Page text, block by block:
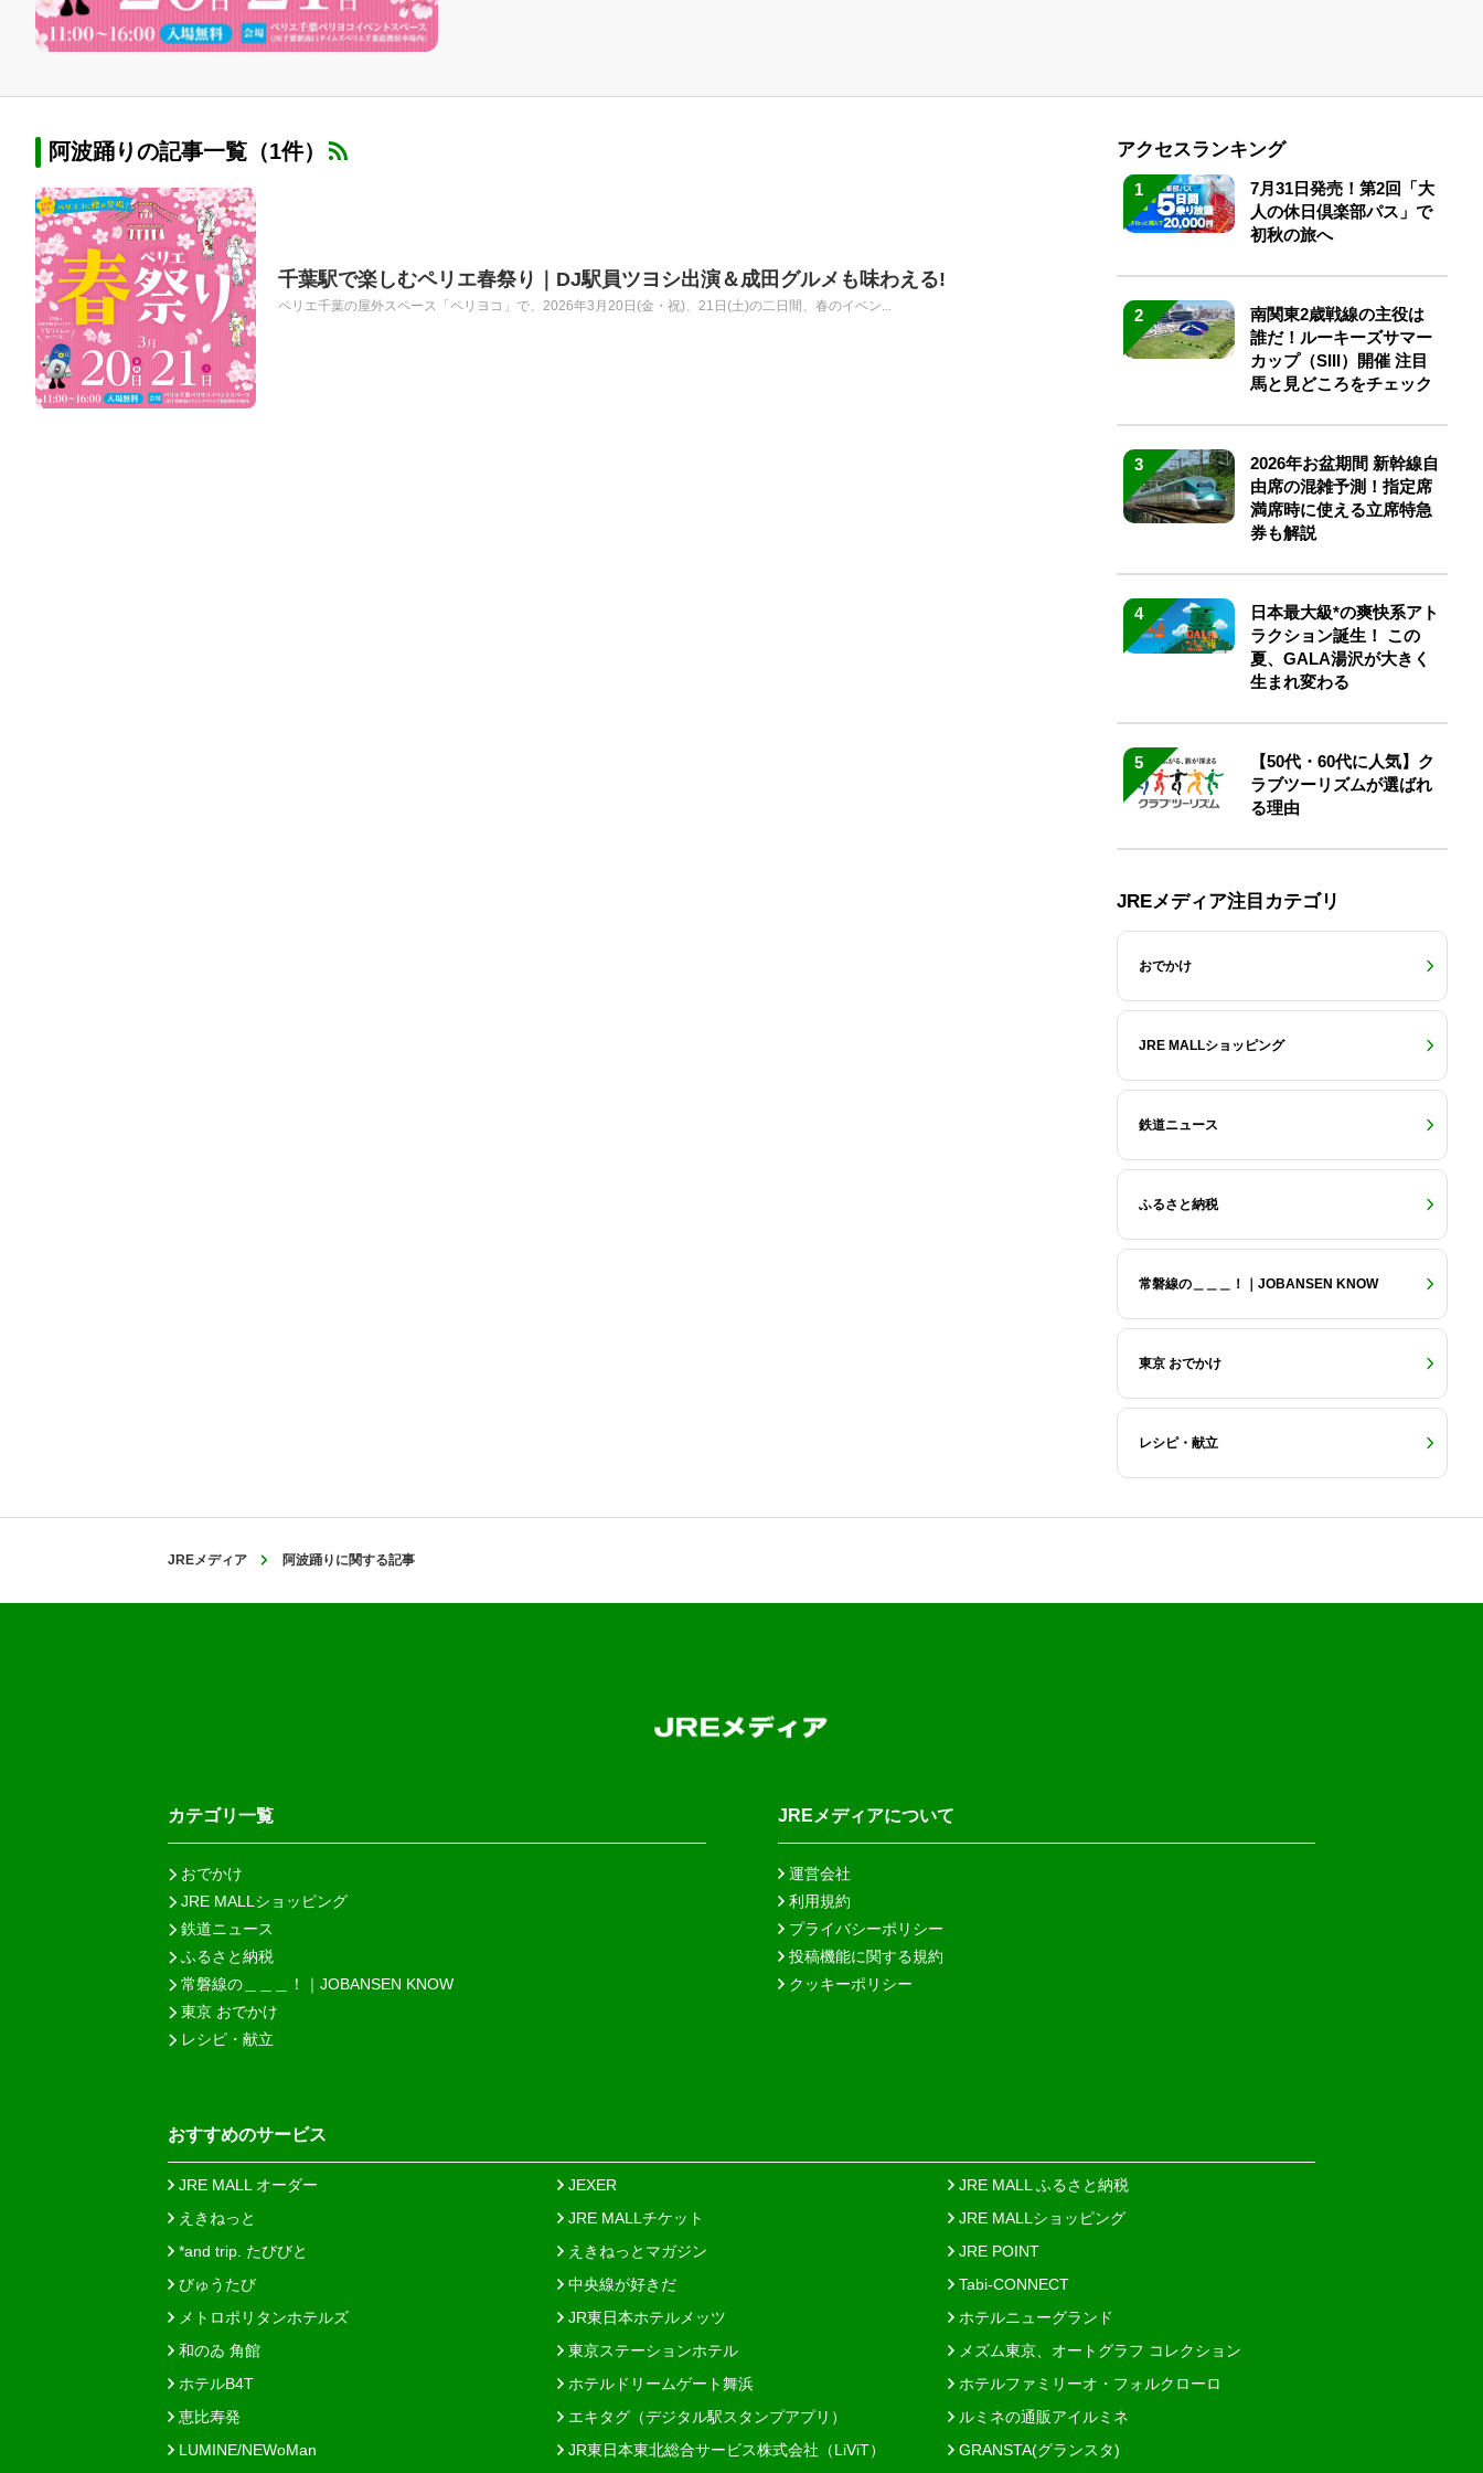
阿波踊りの記事一覧（1件）
千葉駅で楽しむペリエ春祭り｜DJ駅員ツヨシ出演＆成田グルメも味わえる!
ペリエ千葉の屋外スペース「ペリヨコ」で、2026年3月20日(金・祝)、21日(土)の二日間、春のイベン...
アクセスランキング
1
7月31日発売！第2回「大
人の休日倶楽部パス」で
初秋の旅へ
2
南関東2歳戦線の主役は
誰だ！ルーキーズサマー
カップ（SIII）開催 注目
馬と見どころをチェック
3
2026年お盆期間 新幹線自
由席の混雑予測！指定席
満席時に使える立席特急
券も解説
4
日本最大級*の爽快系アト
ラクション誕生！ この
夏、GALA湯沢が大きく
生まれ変わる
5
【50代・60代に人気】ク
ラブツーリズムが選ばれ
る理由
JREメディア注目カテゴリ
おでかけ
JRE MALLショッピング
鉄道ニュース
ふるさと納税
常磐線の＿＿＿！｜JOBANSEN KNOW
東京 おでかけ
レシピ・献立
JREメディア 阿波踊りに関する記事
カテゴリ一覧
おでかけ
JRE MALLショッピング
鉄道ニュース
ふるさと納税
常磐線の＿＿＿！｜JOBANSEN KNOW
東京 おでかけ
レシピ・献立
JREメディアについて
運営会社
利用規約
プライバシーポリシー
投稿機能に関する規約
クッキーポリシー
おすすめのサービス
JRE MALL オーダー JEXER
JRE MALL ふるさと納税
えきねっと
JRE MALLチケット
JRE MALLショッピング
*and trip. たびびと
えきねっとマガジン
JRE POINT
びゅうたび
中央線が好きだ
Tabi-CONNECT
メトロポリタンホテルズ
JR東日本ホテルメッツ
ホテルニューグランド
和のゐ 角館
東京ステーションホテル
メズム東京、オートグラフ コレクション
ホテルB4T
ホテルドリームゲート舞浜
ホテルファミリーオ・フォルクローロ
恵比寿発
エキタグ（デジタル駅スタンプアプリ）
ルミネの通販アイルミネ
LUMINE/NEWoMan
JR東日本東北総合サービス株式会社（LiViT） GRANSTA(グランスタ)